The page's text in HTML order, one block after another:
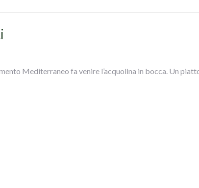
Mediterraneo fa venire l’acquolina in bocca. Un